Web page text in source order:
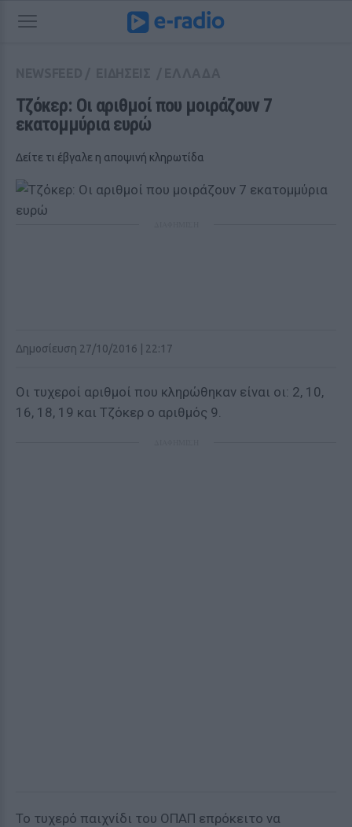
Τζόκερ: Οι αριθμοί που μοιράζουν 7
εκατομμύρια ευρώ
Δείτε τι έβγαλε η αποψινή κληρωτίδα
Δημοσίευση 27/10/2016 | 22:17
Οι τυχεροί αριθμοί που κληρώθηκαν είναι οι: 2, 10,
16, 18, 19 και Τζόκερ ο αριθμός 9.
Το τυχερό παιχνίδι του ΟΠΑΠ επρόκειτο να